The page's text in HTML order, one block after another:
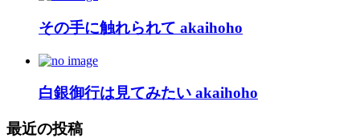
その手に触れられて akaihoho
白銀御行は見てみたい akaihoho
最近の投稿